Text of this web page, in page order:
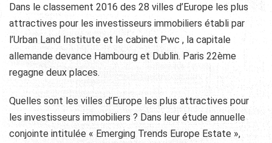
Dans le classement 2016 des 28 villes d’Europe les plus
attractives pour les investisseurs immobiliers établi par
l’Urban Land Institute et le cabinet Pwc , la capitale
allemande devance Hambourg et Dublin. Paris 22ème
regagne deux places.
Quelles sont les villes d’Europe les plus attractives pour
les investisseurs immobiliers ? Dans leur étude annuelle
conjointe intitulée « Emerging Trends Europe Estate »,